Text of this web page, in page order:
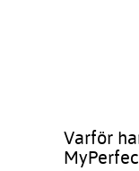
Varför